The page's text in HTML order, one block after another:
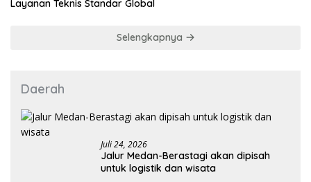
Layanan Teknis Standar Global
Selengkapnya
Daerah
Juli 24, 2026
Jalur Medan-Berastagi akan dipisah
untuk logistik dan wisata